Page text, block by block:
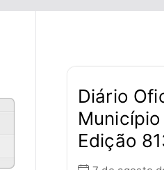
Diário
Município
Edição